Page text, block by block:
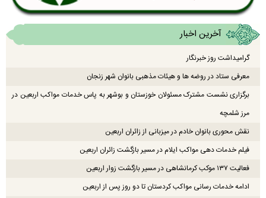
آخرین اخبار
گرامیداشت روز خبرنگار
معرفی ستاد در روضه ها و هیئات مذهبی بانوان شهر زنجان
برگزاری نشست مشترک مسئولان خوزستان و بوشهر به پاس خدمات مواکب اربعین در
مرز شلمچه
نقش محوری بانوان خادم در میزبانی از زائران اربعین
فیلم خدمات دهی مواکب ایلام در مسیر بازگشت زائران اربعین
فعالیت ۱۳۷ موکب کرمانشاهی در مسیر بازگشت زوار اربعین
ادامه خدمات رسانی مواکب کردستان تا دو روز پس از اربعین